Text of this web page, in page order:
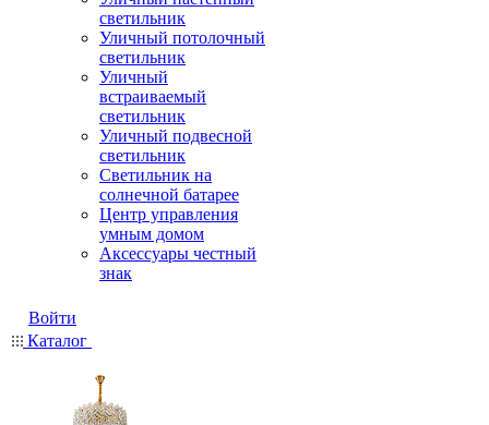
светильник
Уличный потолочный
светильник
Уличный
встраиваемый
светильник
Уличный подвесной
светильник
Светильник на
солнечной батарее
Центр управления
умным домом
Аксессуары честный
знак
Войти
Каталог